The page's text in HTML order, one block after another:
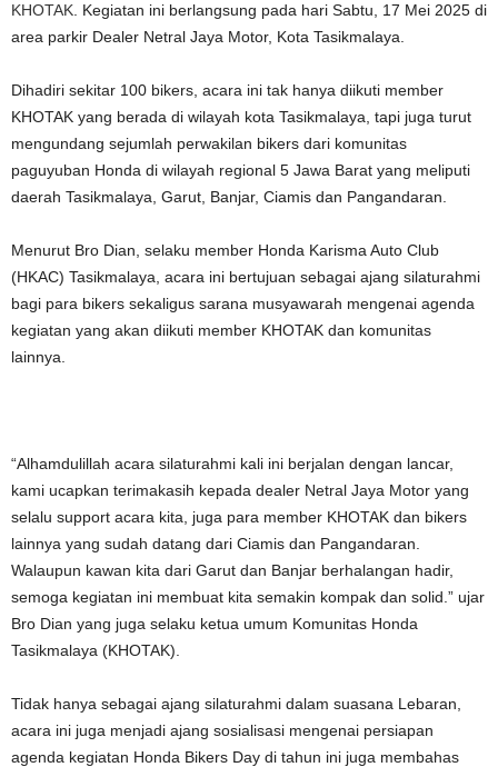
KHOTAK . Kegiatan ini berlangsung pada hari Sabtu, 17 Mei 2025 di
area parkir Dealer Netral Jaya Motor, Kota Tasikmalaya.
Dihadiri sekitar 100 bikers, acara ini tak hanya diikuti member
KHOTAK yang berada di wilayah kota Tasikmalaya, tapi juga turut
mengundang sejumlah perwakilan bikers dari komunitas
paguyuban Honda di wilayah regional 5 Jawa Barat yang meliputi
daerah Tasikmalaya, Garut, Banjar, Ciamis dan Pangandaran.
Menurut Bro Dian, selaku member Honda Karisma Auto Club
(HKAC) Tasikmalaya, acara ini bertujuan sebagai ajang silaturahmi
bagi para bikers sekaligus sarana musyawarah mengenai agenda
kegiatan yang akan diikuti member KHOTAK dan komunitas
lainnya.
“Alhamdulillah acara silaturahmi kali ini berjalan dengan lancar,
kami ucapkan terimakasih kepada dealer Netral Jaya Motor yang
selalu support acara kita, juga para member KHOTAK dan bikers
lainnya yang sudah datang dari Ciamis dan Pangandaran.
Walaupun kawan kita dari Garut dan Banjar berhalangan hadir,
semoga kegiatan ini membuat kita semakin kompak dan solid.” ujar
Bro Dian yang juga selaku ketua umum Komunitas Honda
Tasikmalaya (KHOTAK).
Tidak hanya sebagai ajang silaturahmi dalam suasana Lebaran,
acara ini juga menjadi ajang sosialisasi mengenai persiapan
agenda kegiatan Honda Bikers Day di tahun ini juga membahas